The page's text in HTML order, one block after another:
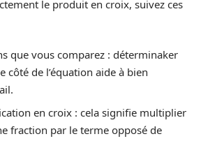
le produit en croix, suivez ces
que vous comparez : déterminaker
côté de l’équation aide à bien
en croix : cela signifie multiplier
fraction par le terme opposé de